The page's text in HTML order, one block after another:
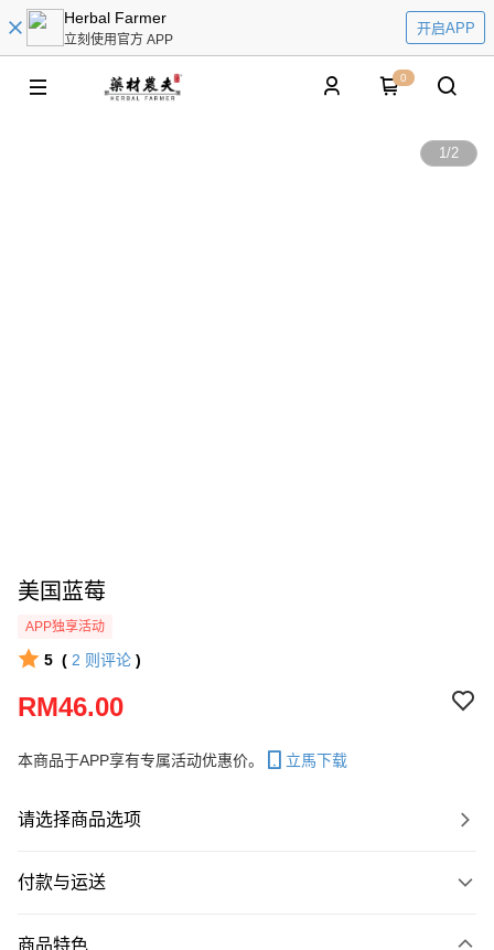
Herbal Farmer
立刻使用官方 APP
开启APP
0
1/2
美国蓝莓
APP独享活动
5 ( 2 则评论 )
RM46.00
本商品于APP享有专属活动优惠价。 立馬下载
请选择商品选项
付款与运送
商品特色